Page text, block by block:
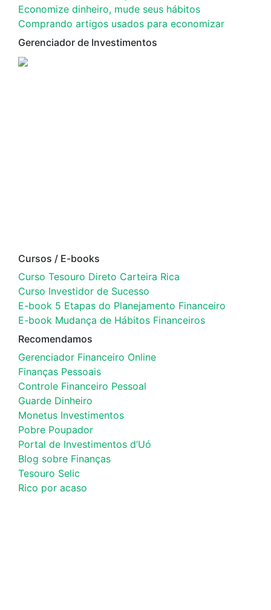
Economize dinheiro, mude seus hábitos
Comprando artigos usados para economizar
Gerenciador de Investimentos
Cursos / E-books
Curso Tesouro Direto Carteira Rica
Curso Investidor de Sucesso
E-book 5 Etapas do Planejamento Financeiro
E-book Mudança de Hábitos Financeiros
Recomendamos
Gerenciador Financeiro Online
Finanças Pessoais
Controle Financeiro Pessoal
Guarde Dinheiro
Monetus Investimentos
Pobre Poupador
Portal de Investimentos d’Uó
Blog sobre Finanças
Tesouro Selic
Rico por acaso